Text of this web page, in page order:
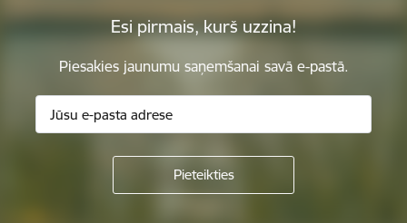
Esi pirmais, kurš uzzina!
Piesakies jaunumu saņemšanai savā e-pastā.